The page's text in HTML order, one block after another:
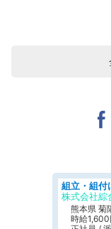
株式会社綜
熊本県 菊
時給